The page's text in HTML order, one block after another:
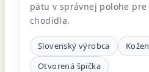
pätu v správnej polohe pre
chodidla.
Slovenský výrobca
Otvorená špička